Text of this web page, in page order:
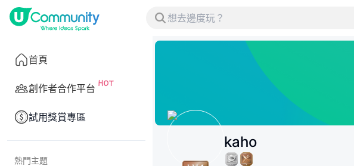
首頁
創作者合作平台
試用獎賞專區
熱門主題
kaho